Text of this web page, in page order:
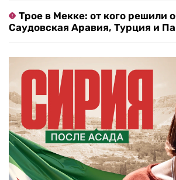
Трое в Мекке: от кого решили
Саудовская Аравия, Турция и